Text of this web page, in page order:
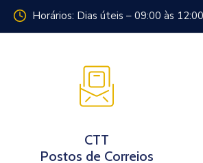
Horários: Dias úteis – 09:00 às
Instituição
CTT
Postos de Correios